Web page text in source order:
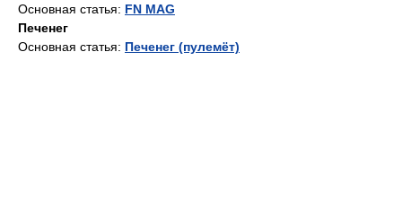
Основная статья: FN MAG
Печенег
Основная статья: Печенег (пулемёт)